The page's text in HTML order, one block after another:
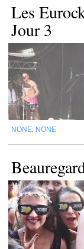
Les
Jour 3
NONE NONE